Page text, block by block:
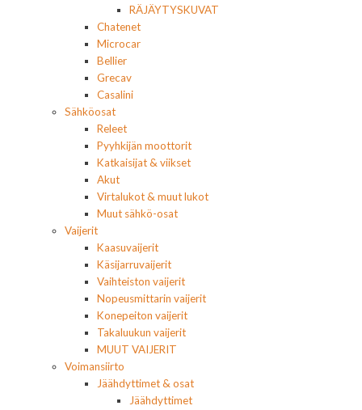
RÄJÄYTYSKUVAT
Chatenet
Microcar
Bellier
Grecav
Casalini
Sähköosat
Releet
Pyyhkijän moottorit
Katkaisijat & viikset
Akut
Virtalukot & muut lukot
Muut sähkö-osat
Vaijerit
Kaasuvaijerit
Käsijarruvaijerit
Vaihteiston vaijerit
Nopeusmittarin vaijerit
Konepeiton vaijerit
Takaluukun vaijerit
MUUT VAIJERIT
Voimansiirto
Jäähdyttimet & osat
Jäähdyttimet